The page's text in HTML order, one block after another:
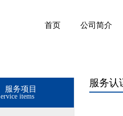
首页 公司简介
服务项目
ervice items
服务认